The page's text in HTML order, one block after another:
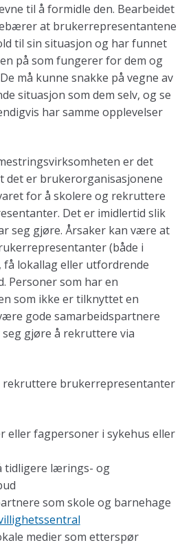
til å formidle den. Bearbeidet
at brukerrepresentantene
til sin situasjon og har funnet
på som fungerer for dem og
må kunne snakke på vegne av
situasjon som dem selv, og se
har samme opplevelser
er det
det er brukerorganisasjonene
for å skolere og rekruttere
Det er imidlertid slik
seg gjøre. Årsaker kan være at
(både i
få lokallag eller utfordrende
Personer som har en
som ikke er tilknyttet en
gode samarbeidspartnere
gjøre å rekruttere via
rekruttere brukerrepresentanter
eller fagpersoner i sykehus eller
tidligere lærings- og
som skole og barnehage
medier som etterspør